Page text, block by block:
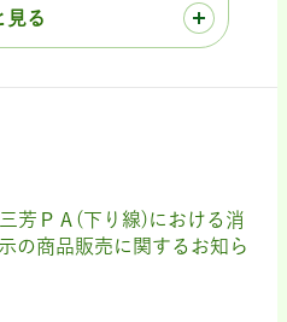
見る
芳ＰＡ(下り線)における消
の商品販売に関するお知ら